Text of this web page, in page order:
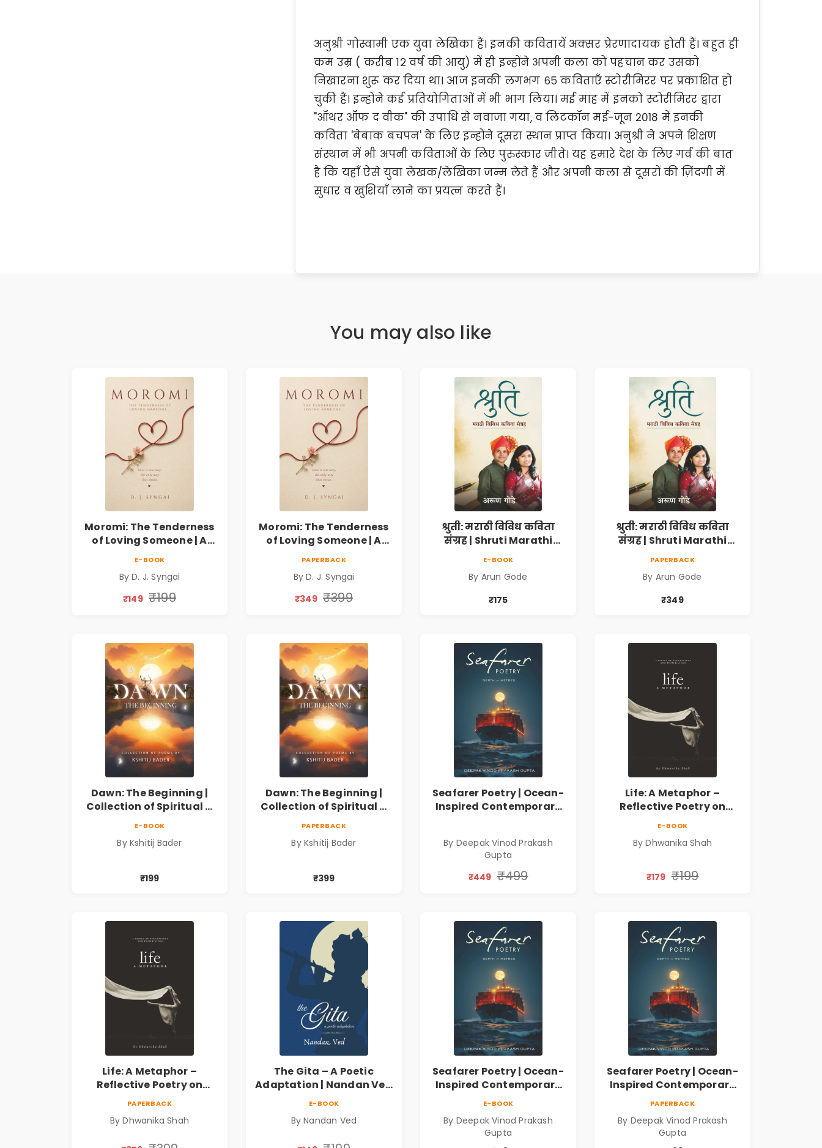
अनुश्री गोस्वामी एक युवा लेखिका हैं। इनकी कवितायें अक्सर प्रेरणादायक होती हैं। बहुत ही
कम उम्र ( करीब १२ वर्ष की आयु) में ही इन्होंने अपनी कला को पहचान कर उसको
निखारना शुरू कर दिया था। आज इनकी लगभग ६५ कविताएँ स्टोरीमिरर पर प्रकाशित हो
चुकी हैं। इन्होंने कई प्रतियोगिताओं में भी भाग लिया। मई माह में इनको स्टोरीमिरर द्वारा
"ऑथर ऑफ द वीक" की उपाधि से नवाजा गया, व लिटकॉन मई-जून 2018 में इनकी
कविता 'बेबाक बचपन' के लिए इन्होंने दूसरा स्थान प्राप्त किया। अनुश्री ने अपने शिक्षण
संस्थान में भी अपनी कविताओं के लिए पुरुस्कार जीते। यह हमारे देश के लिए गर्व की बात
है कि यहाँ ऐसे युवा लेखक/लेखिका जन्म लेते हैं और अपनी कला से दूसरों की ज़िंदगी में
सुधार व खुशियाँ लाने का प्रयत्न करते हैं।
You may also like
Moromi: The Tenderness
of Loving Someone | A
Love, Healing, Self-
Discovery & Emotional
E-BOOK
By D. J. Syngai
₹149 ₹199
Moromi: The Tenderness
of Loving Someone | A
Love, Healing, Self-
Discovery & Emotional
PAPERBACK
By D. J. Syngai
₹349 ₹399
श्रुती: मराठी विविध कविता
संग्रह | Shruti Marathi
देशभक्ती, प्रेम, शृंगार व
प्रेरणादायी मराठी कविता |
Marathi Poetry Book
E-BOOK
By Arun Gode
₹175
श्रुती: मराठी विविध कविता
संग्रह | Shruti Marathi
देशभक्ती, प्रेम, शृंगार व
प्रेरणादायी मराठी कविता |
Marathi Poetry Book
PAPERBACK
By Arun Gode
₹349
Dawn: The Beginning |
Collection of Spiritual &
E-BOOK
By Kshitij Bader
₹199
Dawn: The Beginning |
Collection of Spiritual &
PAPERBACK
By Kshitij Bader
₹399
Seafarer Poetry | Ocean-
Inspired Contemporary
By Deepak Vinod Prakash
Gupta
₹449 ₹499
Life: A Metaphor –
Reflective Poetry on
A Journey Through Inner
Connection | By
E-BOOK
By Dhwanika Shah
₹179 ₹199
Life: A Metaphor –
Reflective Poetry on
A Journey Through Inner
PAPERBACK
By Dhwanika Shah
The Gita – A Poetic
Adaptation | Nandan Ved
E-BOOK
By Nandan Ved
Seafarer Poetry | Ocean-
Inspired Contemporary
E-BOOK
By Deepak Vinod Prakash
Gupta
Seafarer Poetry | Ocean-
Inspired Contemporary
PAPERBACK
By Deepak Vinod Prakash
Gupta